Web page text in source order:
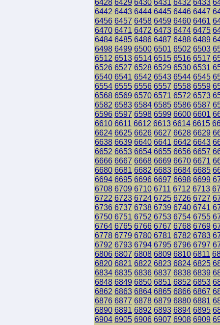
6428 6429 6430 6431 6432 6433
6442 6443 6444 6445 6446 6447
6456 6457 6458 6459 6460 6461
6470 6471 6472 6473 6474 6475
6484 6485 6486 6487 6488 6489
6498 6499 6500 6501 6502 6503
6512 6513 6514 6515 6516 6517
6526 6527 6528 6529 6530 6531
6540 6541 6542 6543 6544 6545
6554 6555 6556 6557 6558 6559
6568 6569 6570 6571 6572 6573
6582 6583 6584 6585 6586 6587
6596 6597 6598 6599 6600 6601
6610 6611 6612 6613 6614 6615
6624 6625 6626 6627 6628 6629
6638 6639 6640 6641 6642 6643
6652 6653 6654 6655 6656 6657
6666 6667 6668 6669 6670 6671
6680 6681 6682 6683 6684 6685
6694 6695 6696 6697 6698 6699
6708 6709 6710 6711 6712 6713
6722 6723 6724 6725 6726 6727
6736 6737 6738 6739 6740 6741
6750 6751 6752 6753 6754 6755
6764 6765 6766 6767 6768 6769
6778 6779 6780 6781 6782 6783
6792 6793 6794 6795 6796 6797
6806 6807 6808 6809 6810 6811
6820 6821 6822 6823 6824 6825
6834 6835 6836 6837 6838 6839
6848 6849 6850 6851 6852 6853
6862 6863 6864 6865 6866 6867
6876 6877 6878 6879 6880 6881
6890 6891 6892 6893 6894 6895
6904 6905 6906 6907 6908 6909